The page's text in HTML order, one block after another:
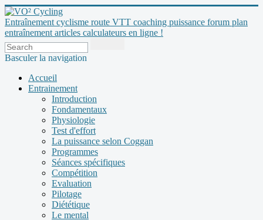
Entraînement cyclisme route VTT coaching puissance forum plan
entraînement articles calculateurs en ligne !
Basculer la navigation
Accueil
Entrainement
Introduction
Fondamentaux
Physiologie
Test d'effort
La puissance selon Coggan
Programmes
Séances spécifiques
Compétition
Evaluation
Pilotage
Diététique
Le mental